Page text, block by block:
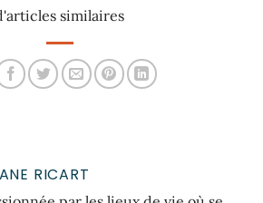
similaires
RICART